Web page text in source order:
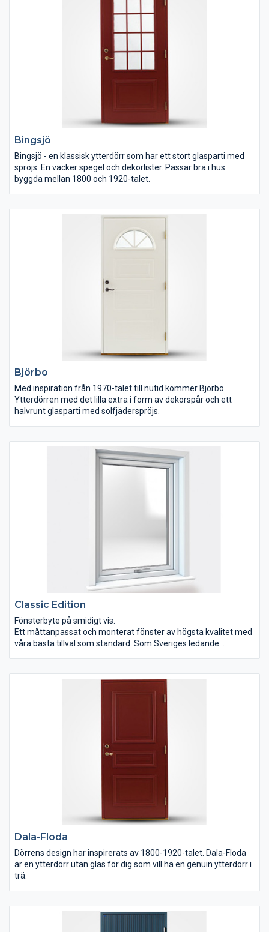
Bingsjö
Bingsjö - en klassisk ytterdörr som har ett stort glasparti med
spröjs. En vacker spegel och dekorlister. Passar bra i hus
byggda mellan 1800 och 1920-talet.
Björbo
Med inspiration från 1970-talet till nutid kommer Björbo.
Ytterdörren med det lilla extra i form av dekorspår och ett
halvrunt glasparti med solfjäderspröjs.
Classic Edition
Fönsterbyte på smidigt vis.
Ett måttanpassat och monterat fönster av högsta kvalitet med
våra bästa tillval som standard. Som Sveriges ledande
Dala-Floda
Dörrens design har inspirerats av 1800-1920-talet. Dala-Floda
är en ytterdörr utan glas för dig som vill ha en genuin ytterdörr i
trä.